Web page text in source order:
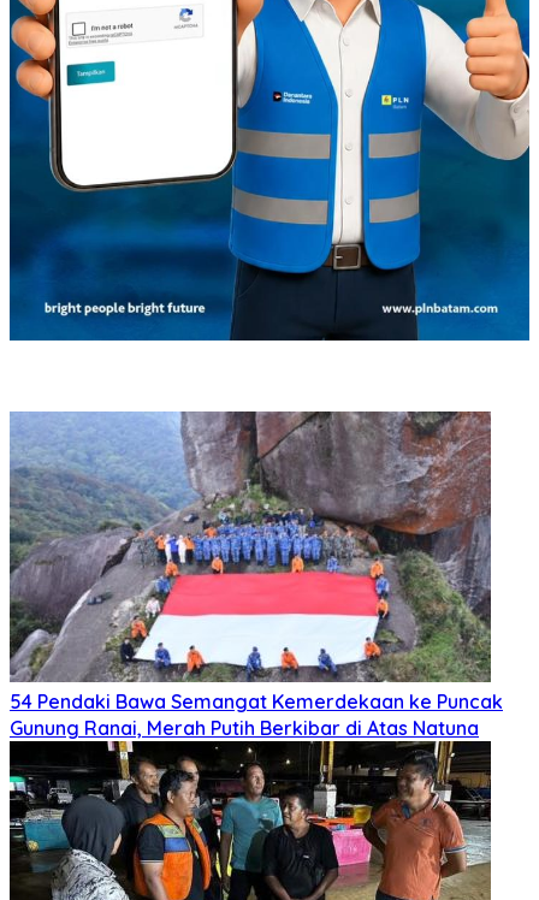
54 Pendaki Bawa Semangat Kemerdekaan ke Puncak
Gunung Ranai, Merah Putih Berkibar di Atas Natuna